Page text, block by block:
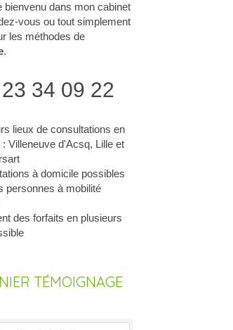
bienvenu dans mon cabinet
vous ou tout simplement
les méthodes de
.
34 09 22
lieux de consultations en
: Villeneuve d'Acsq, Lille et
à domicile possibles
personnes à mobilité
des forfaits en plusieurs
TÉMOIGNAGE